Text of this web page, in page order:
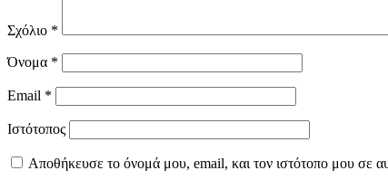
Σχόλιο *
Όνομα *
Email *
Ιστότοπος
Αποθήκευσε το όνομά μου, email, και τον ιστότοπο μου σε